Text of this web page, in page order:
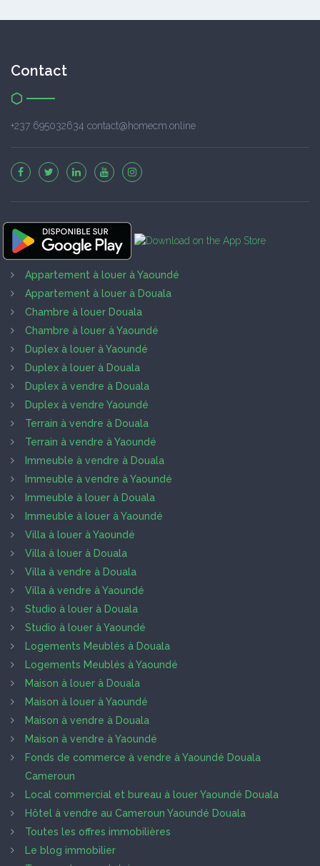
Contact
+237 695032634 contact@homecm.online
Appartement à louer à Yaoundé
Appartement à louer à Douala
Chambre à louer Douala
Chambre à louer à Yaoundé
Duplex à louer à Yaoundé
Duplex à louer à Douala
Duplex à vendre à Douala
Duplex à vendre Yaoundé
Terrain à vendre à Douala
Terrain à vendre à Yaoundé
Immeuble à vendre à Douala
Immeuble à vendre à Yaoundé
Immeuble à louer à Douala
Immeuble à louer à Yaoundé
Villa à louer à Yaoundé
Villa à louer à Douala
Villa à vendre à Douala
Villa à vendre à Yaoundé
Studio à louer à Douala
Studio à louer à Yaoundé
Logements Meublés à Douala
Logements Meublés à Yaoundé
Maison à louer à Douala
Maison à louer à Yaoundé
Maison à vendre à Douala
Maison à vendre à Yaoundé
Fonds de commerce à vendre à Yaoundé Douala
Cameroun
Local commercial et bureau à louer Yaoundé Douala
Hôtel à vendre au Cameroun Yaoundé Douala
Toutes les offres immobilières
Le blog immobilier